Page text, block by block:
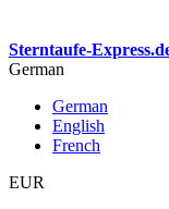
Sterntaufe-
German
German
English
French
EUR